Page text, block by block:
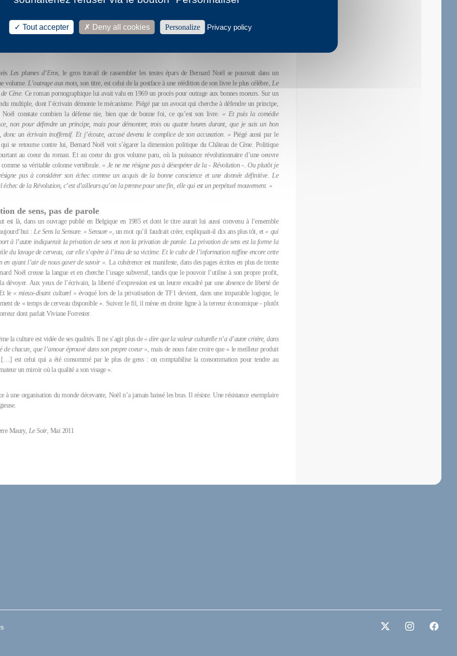
Les plumes d’Eros, le gros travail de rassembler les textes épars de Bernard Noël se poursuit dans un
volume.L’outrage aux mots, son titre, est celui de la postface à une réédition de son livre le plus célèbre,Le
Cène. Ce roman pornographique lui avait valu en 1969 un procès pour outrage aux bonnes moeurs. Sur un
multiple, dont l’écrivain démonte le mécanisme. Piégé par un avocat qui cherche à défendre un principe,
Noël constate combien la défense nie, bien que de bonne foi, ce qu’est son livre. « Et puis la comédie
non pour défendre un principe, mais pour démontrer, trois ou quatre heures durant, que je suis un bon
donc un écrivain inoffensif. Et j’écoute, accusé devenu le complice de son accusation. » Piégé aussi par le
qui se retourne contre lui, Bernard Noël voit s’égarer la dimension politique du Château de Cène. Politique
au coeur du roman. Et au coeur du gros volume paru, où la puissance révolutionnaire d’une oeuvre
sa véritable colonne vertébrale. « Je ne me résigne pas à désespérer de la - Révolution -. Ou plutôt je
pas à considérer son échec comme un acquis de la bonne conscience et une donnée définitive. Le
échec de la Révolution, c’est d’ailleurs qu’on la prenne pour une fin, elle qui est un perpétuel mouvement. »
de sens, pas de parole
est là, dans un ouvrage publié en Belgique en 1985 et dont le titre aurait lui aussi convenu à l’ensemble
:Le Sens la Sensure. « Sensure », un mot qu’il faudrait créer, expliquait-il dix ans plus tôt, et « qui
à l’autre indiquerait la privation de sens et non la privation de parole. La privation de sens est la forme la
du lavage de cerveau, car elle s’opère à l’insu de sa victime. Et le culte de l’information raffine encore cette
en ayant l’air de nous gaver de savoir ». La cohérence est manifeste, dans des pages écrites en plus de trente
Noël creuse la langue et en cherche l’usage subversif, tandis que le pouvoir l’utilise à son propre profit,
dévoyer. Aux yeux de l’écrivain, la liberté d’expression est un leurre encadré par une absence de liberté de
le « mieux-disant culturel » évoqué lors de la privatisation de TF1 devient, dans une imparable logique, le
de « temps de cerveau disponible ». Suivez le fil, il mène en droite ligne à la terreur économique - plutôt
dont parlait Viviane Forrester.
la culture est vidée de ses qualités. Il ne s’agit plus de « dire que la valeur culturelle n’a d’autre critère, dans
de chacun, que l’amour éprouvé dans son propre coeur », mais de nous faire croire que « le meilleur produit
est celui qui a été consommé par le plus de gens : on comptabilise la consommation pour tendre au
un miroir où la qualité a son visage ».
à une organisation du monde décevante, Noël n’a jamais baissé les bras. Il résiste. Une résistance exemplaire
Maury, Le Soir, Mai 2011
Tout accepter Deny all cookies Personalize Privacy policy